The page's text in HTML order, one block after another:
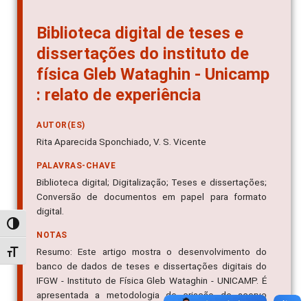
Alternar alto contraste
Alternar tamanho da fonte
Biblioteca digital de teses e
dissertações do instituto de
física Gleb Wataghin - Unicamp
: relato de experiência
AUTOR(ES)
Rita Aparecida Sponchiado, V. S. Vicente
PALAVRAS-CHAVE
Biblioteca digital; Digitalização; Teses e dissertações;
Conversão de documentos em papel para formato
digital.
NOTAS
Resumo: Este artigo mostra o desenvolvimento do
banco de dados de teses e dissertações digitais do
IFGW - Instituto de Física Gleb Wataghin - UNICAMP. É
apresentada a metodologia de criação de acervo